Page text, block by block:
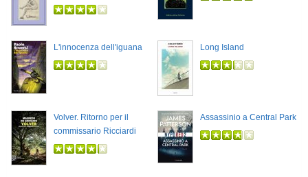
L'innocenza dell'iguana Long Island
Volver. Ritorno per il
commissario Ricciardi
Assassinio a Central Park